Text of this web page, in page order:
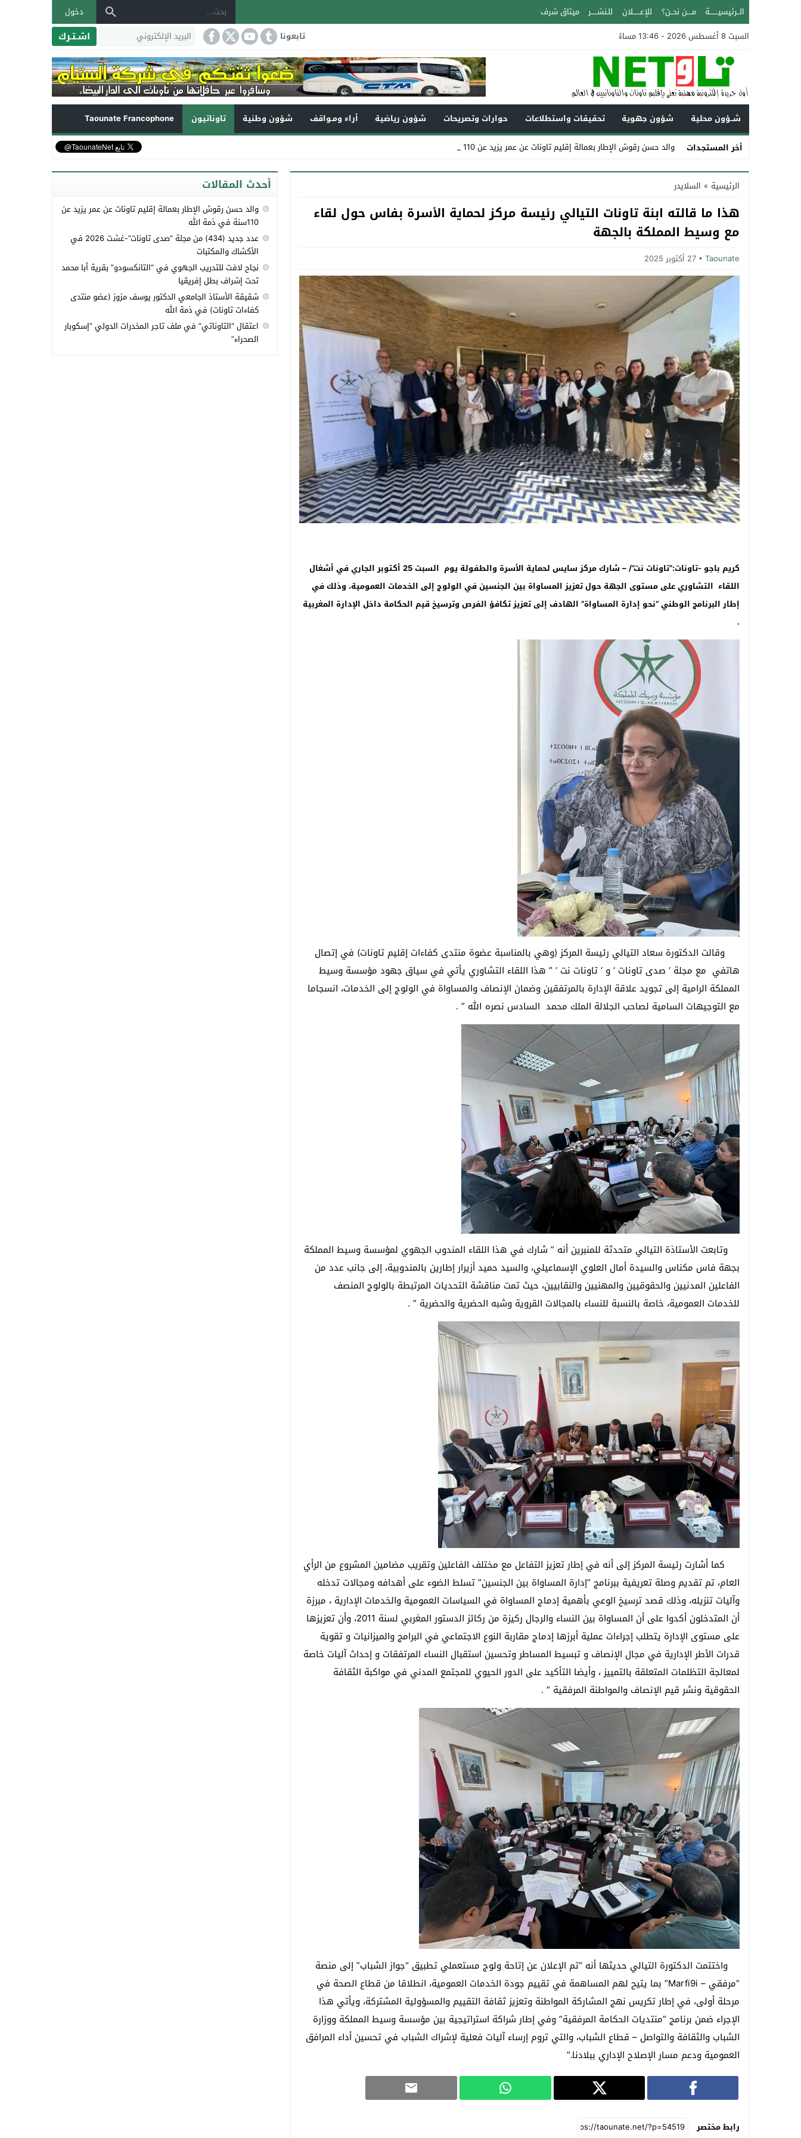
الــرئيسيـــــــة مــــن نحــن؟ للإعــــــلان للـنشـــــر ميثاق شرف
دخول
السبت 8 أغسطس 2026 - 13:46 مساءً
تابعونا اشـتـرك
شــؤون محلية شؤون جهوية تحقيقات واستطلاعات حوارات وتصريحات شؤون رياضية أراء ومـواقف شؤون وطنية تاوناتيون
Taounate Francophone
أخر المستجدات
والد حسن رقوش الإطار بعمالة إقليم تاونات عن عمر يزيد عن 110سنة في ذمة الله _
Stop
Previous
Next
الرئيسية » السلايدر
هذا ما قالته ابنة تاونات التيالي رئيسة مركز لحماية الأسرة بفاس حول لقاء
مع وسيط المملكة بالجهة‎
Taounate 27 أكتوبر 2025
كريم باجو -تاونات:”تاونات نت”/ – شارك مركز سايس لحماية الأسرة والطفولة يوم السبت 25 أكتوبر الجاري في أشغال
اللقاء التشاوري على مستوى الجهة حول تعزيز المساواة بين الجنسين في الولوج إلى الخدمات العمومية، وذلك في
إطار البرنامج الوطني “نحو إدارة المساواة” الهادف إلى تعزيز تكافؤ الفرص وترسيخ قيم الحكامة داخل الإدارة المغربية
.
وقالت الدكتورة سعاد التيالي رئيسة المركز (وهي بالمناسبة عضوة منتدى كفاءات إقليم تاونات) في إتصال
هاتفي مع مجلة ‘ صدى تاونات ‘ و ‘ تاونات نت ‘ ” هذا اللقاء التشاوري يأتي في سياق جهود مؤسسة وسيط
المملكة الرامية إلى تجويد علاقة الإدارة بالمرتفقين وضمان الإنصاف والمساواة في الولوج إلى الخدمات، انسجاما
مع التوجيهات السامية لصاحب الجلالة الملك محمد السادس نصره الله ” .
وتابعت الأستاذة التيالي متحدثة للمنبرين أنه ” شارك في هذا اللقاء المندوب الجهوي لمؤسسة وسيط المملكة
بجهة فاس مكناس والسيدة أمال العلوي الإسماعيلي، والسيد حميد أزيرار إطارين بالمندوبية، إلى جانب عدد من
الفاعلين المدنيين والحقوقيين والمهنيين والنقابيين، حيث تمت مناقشة التحديات المرتبطة بالولوج المنصف
للخدمات العمومية، خاصة بالنسبة للنساء بالمجالات القروية وشبه الحضرية والحضرية ” .
كما أشارت رئيسة المركز إلى أنه في إطار تعزيز التفاعل مع مختلف الفاعلين وتقريب مضامين المشروع من الرأي
العام، تم تقديم وصلة تعريفية ببرنامج “إدارة المساواة بين الجنسين” تسلط الضوء على أهدافه ومجالات تدخله
وآليات تنزيله، وذلك قصد ترسيخ الوعي بأهمية إدماج المساواة في السياسات العمومية والخدمات الإدارية ، مبرزة
أن المتدخلون أكدوا على أن المساواة بين النساء والرجال ركيزة من ركائز الدستور المغربي لسنة 2011، وأن تعزيزها
على مستوى الإدارة يتطلب إجراءات عملية أبرزها إدماج مقاربة النوع الاجتماعي في البرامج والميزانيات و تقوية
قدرات الأطر الإدارية في مجال الإنصاف و تبسيط المساطر وتحسين استقبال النساء المرتفقات و إحداث آليات خاصة
لمعالجة التظلمات المتعلقة بالتمييز ، وأيضا التأكيد على الدور الحيوي للمجتمع المدني في مواكبة الثقافة
الحقوقية ونشر قيم الإنصاف والمواطنة المرفقية ” .
واختتمت الدكتورة التيالي حديثها أنه “تم الإعلان عن إتاحة ولوج مستعملي تطبيق “جواز الشباب” إلى منصة
“مرفقي – Marfi9i” بما يتيح لهم المساهمة في تقييم جودة الخدمات العمومية، انطلاقا من قطاع الصحة في
مرحلة أولى، في إطار تكريس نهج المشاركة المواطنة وتعزيز ثقافة التقييم والمسؤولية المشتركة، ويأتي هذا
الإجراء ضمن برنامج “منتديات الحكامة المرفقية” وفي إطار شراكة استراتيجية بين مؤسسة وسيط المملكة ووزارة
الشباب والثقافة والتواصل – قطاع الشباب، والتي تروم إرساء آليات فعلية لإشراك الشباب في تحسين أداء المرافق
العمومية ودعم مسار الإصلاح الإداري ببلادنا.”
رابط مختصر
أحدث المقالات
والد حسن رقوش الإطار بعمالة إقليم تاونات عن عمر يزيد عن
110سنة في ذمة الله
عدد جديد (434) من مجلة “صدى تاونات”-غشت 2026 في
الأكشاك والمكتبات
نجاح لافت للتدريب الجهوي في “التانكسودو” بقرية أبا محمد
تحت إشراف بطل إفريقيا
شقيقة الأستاذ الجامعي الدكتور يوسف مزوز (عضو منتدى
كفاءات تاونات) في ذمة الله
اعتقال “التاوناتي” في ملف تاجر المخدرات الدولي “إسكوبار
الصحراء”